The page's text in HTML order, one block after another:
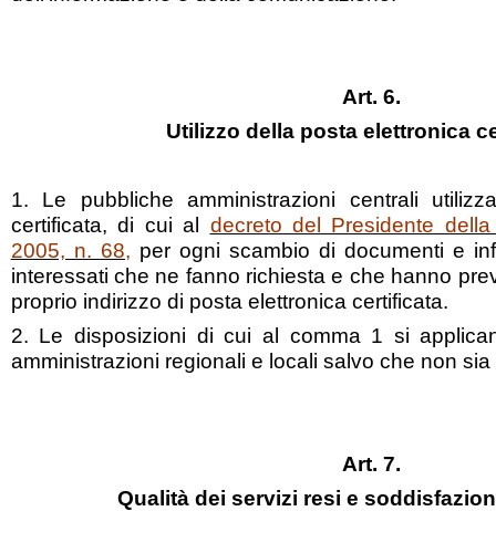
Art. 6.
Utilizzo della posta elettronica
1. Le pubbliche amministrazioni centrali
certificata, di cui al decreto del Presidente
2005, n. 68, per ogni scambio di documenti e
interessati che ne fanno richiesta e che hanno
proprio indirizzo di posta elettronica certificata.
2. Le disposizioni di cui al comma 1 si
amministrazioni regionali e locali salvo che non
Art. 7.
Qualità dei servizi resi e